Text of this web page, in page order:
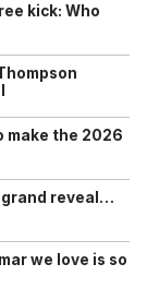
kick: Who
make the 2026
grand reveal…
we love is so